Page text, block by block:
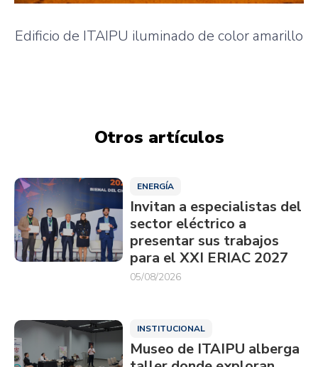
Edificio de ITAIPU iluminado de color amarillo
Otros artículos
ENERGÍA
Invitan a especialistas del
sector eléctrico a
presentar sus trabajos
para el XXI ERIAC 2027
05/08/2026
INSTITUCIONAL
Museo de ITAIPU alberga